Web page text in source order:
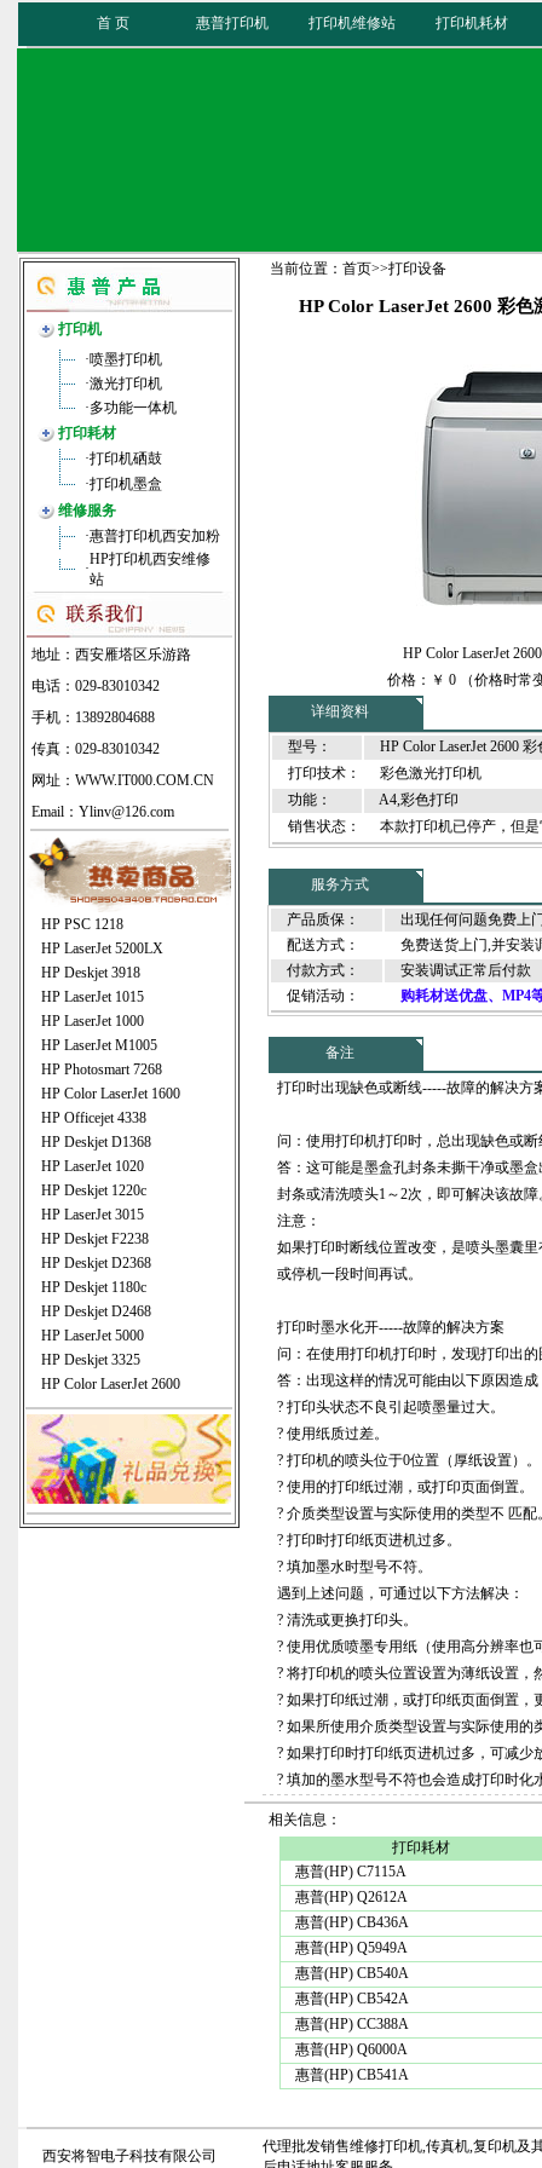
首 页 惠普打印机 打印机维修站 打印机耗材
打印机
·喷墨打印机
·激光打印机
·多功能一体机
打印耗材
·打印机硒鼓
·打印机墨盒
维修服务
·惠普打印机西安加粉
·
HP打印机西安维修
站
地址：西安雁塔区乐游路
电话：029-83010342
手机：13892804688
传真：029-83010342
网址： WWW.IT000.COM.CN
Email：Ylinv@126.com
HP PSC 1218
HP LaserJet 5200LX
HP Deskjet 3918
HP LaserJet 1015
HP LaserJet 1000
HP LaserJet M1005
HP Photosmart 7268
HP Color LaserJet 1600
HP Officejet 4338
HP Deskjet D1368
HP LaserJet 1020
HP Deskjet 1220c
HP LaserJet 3015
HP Deskjet F2238
HP Deskjet D2368
HP Deskjet 1180c
HP Deskjet D2468
HP LaserJet 5000
HP Deskjet 3325
HP Color LaserJet 2600
当前位置： 首页>>打印设备
HP Color LaserJet 2600 彩色
HP Color LaserJet
价格：￥ 0 （价格时常
详细资料
型号：
HP Color LaserJet 2600
打印技术：
彩色激光打印机
功能：
A4,彩色打印
销售状态：
本款打印机已停产，但
服务方式
产品质保：
出现任何问题免费上
配送方式：
免费送货上门,并安装
付款方式：
安装调试正常后付款
促销活动：
购耗材送优盘、MP4
备注
打印时出现缺色或断线-----故障的解决方
问：使用打印机打印时，总出现缺色或
答：这可能是墨盒孔封条未撕干净或墨
封条或清洗喷头1～2次，即可解决该故障
注意：
如果打印时断线位置改变，是喷头墨囊
或停机一段时间再试。
打印时墨水化开-----故障的解决方案
问：在使用打印机打印时，发现打印出
答：出现这样的情况可能由以下原因造成
? 打印头状态不良引起喷墨量过大。
? 使用纸质过差。
? 打印机的喷头位于0位置（厚纸设置）。
? 使用的打印纸过潮，或打印页面倒置。
? 介质类型设置与实际使用的类型不 匹配
? 打印时打印纸页进机过多。
? 填加墨水时型号不符。
遇到上述问题，可通过以下方法解决：
? 清洗或更换打印头。
? 使用优质喷墨专用纸（使用高分辨率也
? 将打印机的喷头位置设置为薄纸设置，
? 如果打印纸过潮，或打印纸页面倒置，
? 如果所使用介质类型设置与实际使用
? 如果打印时打印纸页进机过多，可减少
? 填加的墨水型号不符也会造成打印时
相关信息：
打印耗材
惠普(HP) C7115A
惠普(HP) Q2612A
惠普(HP) CB436A
惠普(HP) Q5949A
惠普(HP) CB540A
惠普(HP) CB542A
惠普(HP) CC388A
惠普(HP) Q6000A
惠普(HP) CB541A
西安将智电子科技有限公司
代理批发销售维修打印机,传真机,复印机及